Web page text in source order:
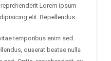
Lorem ipsum
elit. Repellendus.
temporibus enim sed.
quaerat beatae nulla